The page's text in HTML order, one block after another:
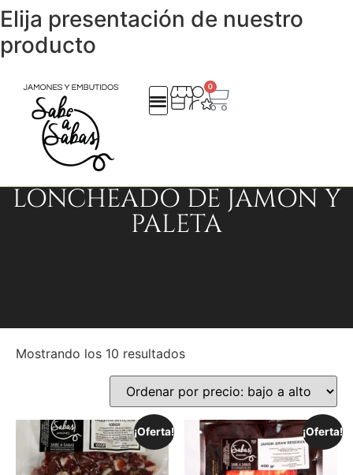
Elija presentación de nuestro
producto
0
LONCHEADO DE JAMON Y
PALETA
Mostrando los 10 resultados
¡Oferta! ¡Oferta!